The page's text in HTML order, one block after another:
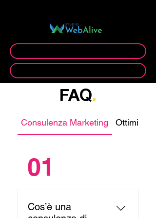
FAQ.
Consulenza Marketing
01
Cos’è una